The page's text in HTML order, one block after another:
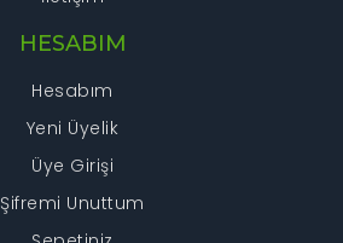
HESABIM
Hesabım
Yeni Üyelik
Üye Girişi
Şifremi Unuttum